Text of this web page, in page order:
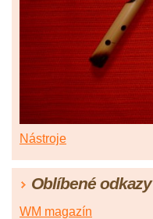
Nástroje
Oblíbené odkazy
WM magazín